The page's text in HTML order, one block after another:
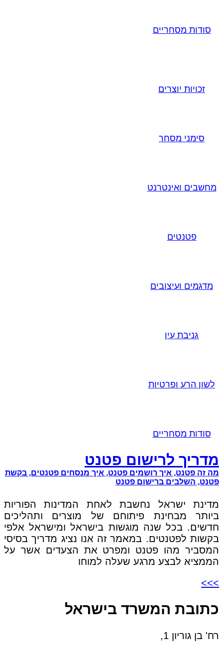
סודות מסחריים
זכויות יוצרים
סימני מסחר
מחשבים ואינטרנט
פטנטים
מדגמים ועיצובים
גניבת עין
לשון הרע ופרטיות
סודות מסחריים
מדריך לרישום פטנט
מה זה פטנט, איך רושמים פטנט, איך מנסחים פטנטים, בקשת
פטנט, השלבים ברישום פטנט
מדינת ישראל נחשבת לאחת המדינות הפוריות
ביותר מבחינת פיתוחם של מוצרים ותהליכים
חדשים. בכל שנה מוגשות בישראל ומישראל אלפי
בקשות לפטנטים. במאמר זה אנו נציג מדריך בסיסי
המסביר מהו פטנט ומפרט את הצעדים אשר על
הממציא לבצע מרגע שעלה למוחו
>>>
כתובת המשרד בישראל
רח' בן גוריון 1,